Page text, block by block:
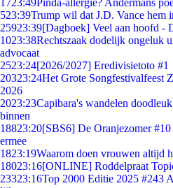
1723:49Pinda-allergie? Andermans
523:39Trump wil dat J.D. Vance hem
25923:39[Dagboek] Veel aan hoofd -
1023:38Rechtszaak dodelijk ongeluk
advocaat
2523:24[2026/2027] Eredivisietoto #1
20323:24Het Grote Songfestivalfeest
2026
2023:23Capibara's wandelen
binnen
18823:20[SBS6] De Oranjezomer
ermee
1823:19Waarom doen vrouwen altijd
18023:16[ONLINE] Roddelpraat
23323:16Top 2000 Editie 2025 #243